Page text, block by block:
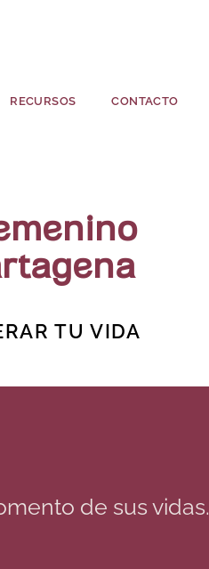
RECURSOS CONTACTO
TU VIDA
de sus vidas.